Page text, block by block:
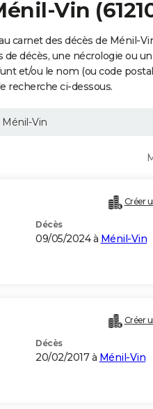
Vin
carnet des décès de Ménil-
décès, une nécrologie ou
et/ou le nom (ou code
recherche ci-dessous.
Créer
Décès
09/05/2024 à Ménil-Vin
Créer
Décès
20/02/2017 à Ménil-Vin